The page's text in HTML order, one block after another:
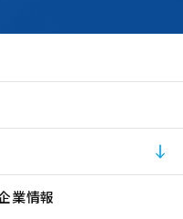
業情報